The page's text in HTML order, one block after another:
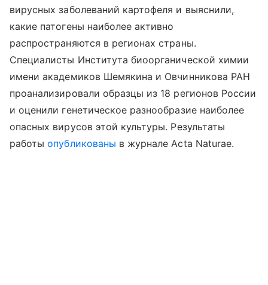
вирусных заболеваний картофеля и выяснили,
какие патогены наиболее активно
распространяются в регионах страны.
Специалисты Института биоорганической химии
имени академиков Шемякина и Овчинникова РАН
проанализировали образцы из 18 регионов России
и оценили генетическое разнообразие наиболее
опасных вирусов этой культуры. Результаты
работыопубликованы в журнале Acta Naturae.